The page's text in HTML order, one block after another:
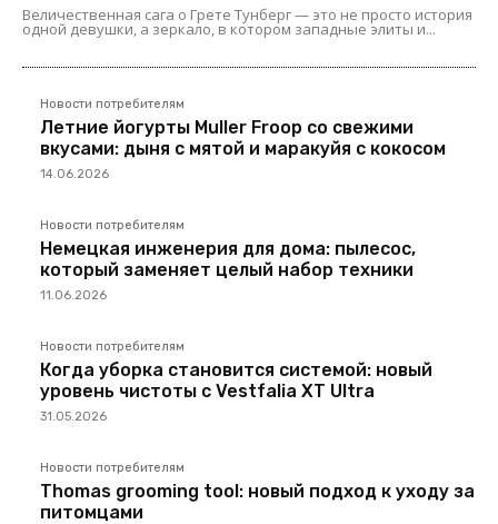
Величественная сага о Грете Тунберг — это не просто история
одной девушки, а зеркало, в котором западные элиты и...
Новости потребителям
Летние йогурты Muller Froop со свежими
вкусами: дыня с мятой и маракуйя с кокосом
14.06.2026
Новости потребителям
Немецкая инженерия для дома: пылесос,
который заменяет целый набор техники
11.06.2026
Новости потребителям
Когда уборка становится системой: новый
уровень чистоты с Vestfalia XT Ultra
31.05.2026
Новости потребителям
Thomas grooming tool: новый подход к уходу за
питомцами